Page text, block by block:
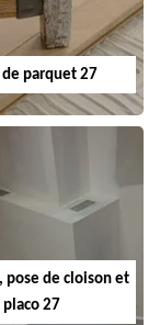
de parquet 27
pose de cloison et
placo 27